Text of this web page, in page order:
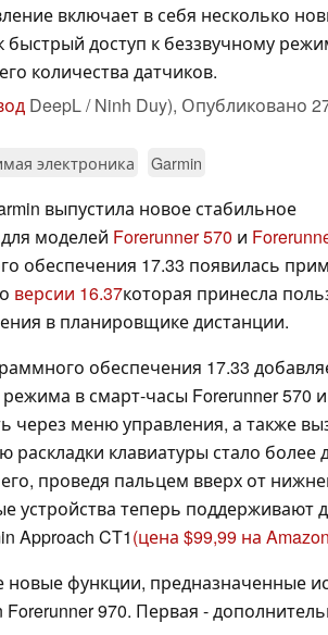
включает в себя несколько
быстрый доступ к беззвучному
количества датчиков.
DeepL / Ninh Duy), Опубликовано
электроника Garmin
выпустила новое стабильное
моделей Forerunner 570 и
обеспечения 17.33 появилась
версии 16.37которая принесла
в планировщике дистанции.
обеспечения 17.33
в смарт-часы Forerunner 570
через меню управления, а также
раскладки клавиатуры стало более
проведя пальцем вверх от
устройства теперь поддерживают
Approach CT1(цена $99,99 на Amazon
новые функции, предназначенные
Forerunner 970. Первая -